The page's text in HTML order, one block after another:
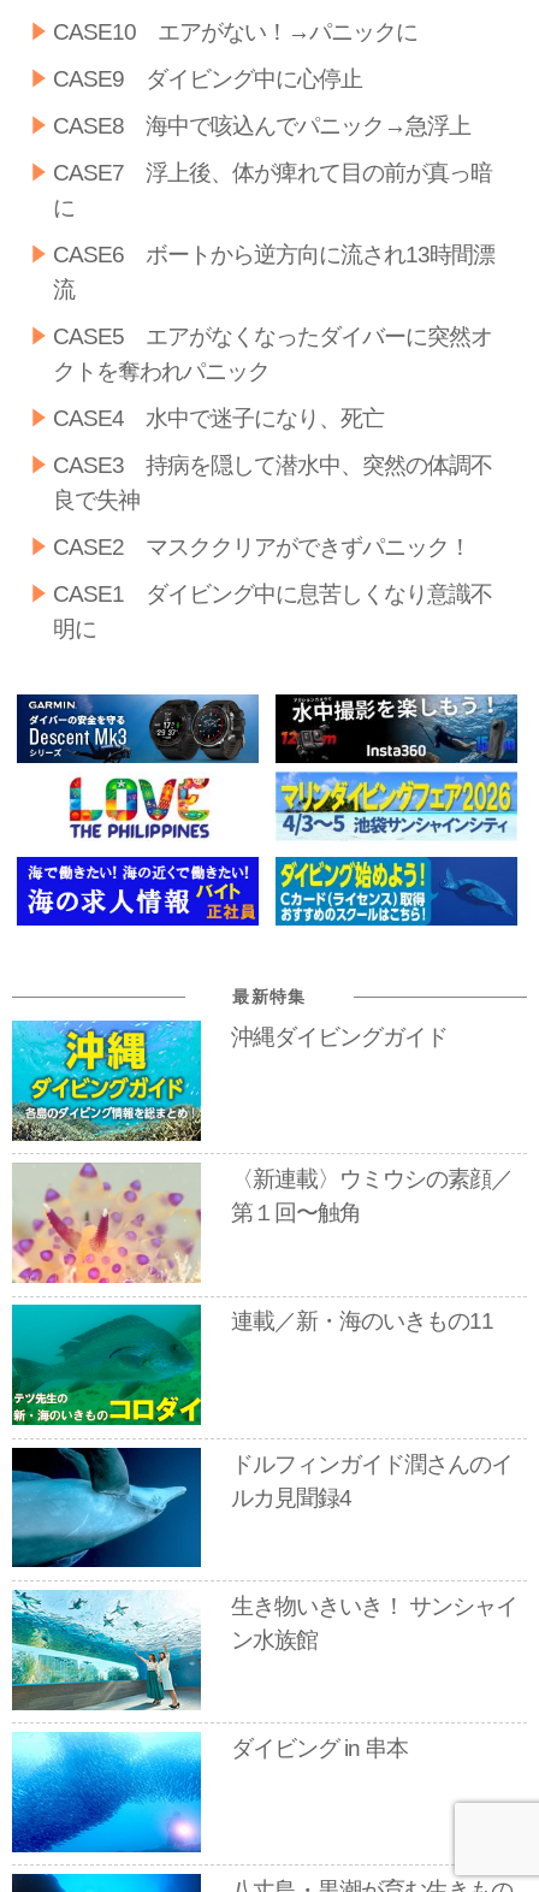
CASE10 エアがない！→パニックに
CASE9 ダイビング中に心停止
CASE8 海中で咳込んでパニック→急浮上
CASE7 浮上後、体が痺れて目の前が真っ暗
に
CASE6 ボートから逆方向に流され13時間漂
流
CASE5 エアがなくなったダイバーに突然オ
クトを奪われパニック
CASE4 水中で迷子になり、死亡
CASE3 持病を隠して潜水中、突然の体調不
良で失神
CASE2 マスククリアができずパニック！
CASE1 ダイビング中に息苦しくなり意識不
明に
最新特集
沖縄ダイビングガイド
〈新連載〉ウミウシの素顔／
第１回〜触角
連載／新・海のいきもの11
ドルフィンガイド潤さんのイ
ルカ見聞録4
生き物いきいき！ サンシャイ
ン水族館
ダイビング in 串本